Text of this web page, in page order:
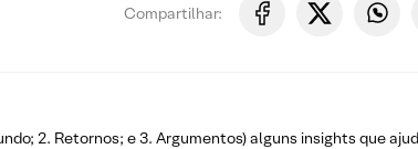
Compartilhar:
2. Retornos; e 3. Argumentos) alguns insights que